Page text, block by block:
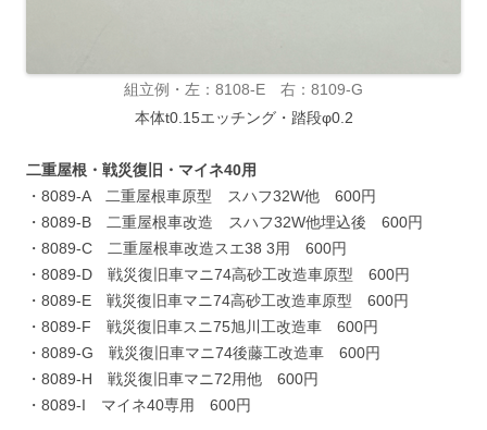
組立例・左：8108-E 右：8109-G
本体t0.15エッチング・踏段φ0.2
二重屋根・戦災復旧・マイネ40用
・8089-A 二重屋根車原型 スハフ32W他 600円
・8089-B 二重屋根車改造 スハフ32W他埋込後 600円
・8089-C 二重屋根車改造スエ38 3用 600円
・8089-D 戦災復旧車マニ74高砂工改造車原型 600円
・8089-E 戦災復旧車マニ74高砂工改造車原型 600円
・8089-F 戦災復旧車スニ75旭川工改造車 600円
・8089-G 戦災復旧車マニ74後藤工改造車 600円
・8089-H 戦災復旧車マニ72用他 600円
・8089-I マイネ40専用 600円